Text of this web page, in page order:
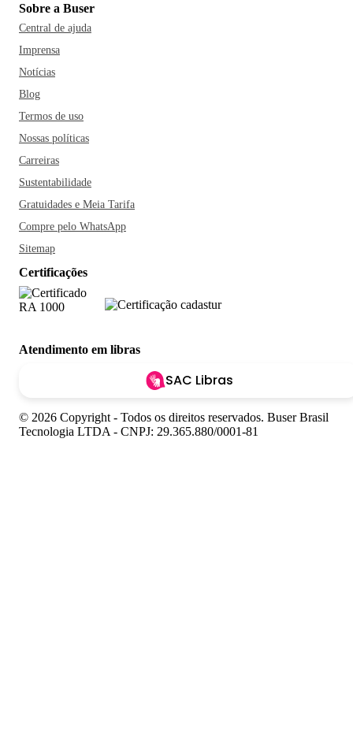
Sobre a Buser
Central de ajuda
Imprensa
Notícias
Blog
Termos de uso
Nossas políticas
Carreiras
Sustentabilidade
Gratuidades e Meia Tarifa
Compre pelo WhatsApp
Sitemap
Certificações
Atendimento em libras
SAC Libras
© 2026 Copyright - Todos os direitos reservados. Buser Brasil
Tecnologia LTDA - CNPJ: 29.365.880/0001-81